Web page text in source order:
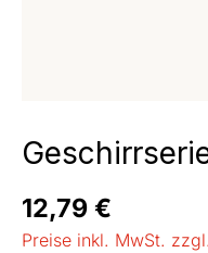
Regulärer Preis:
12,79 €
Preise inkl. MwSt.